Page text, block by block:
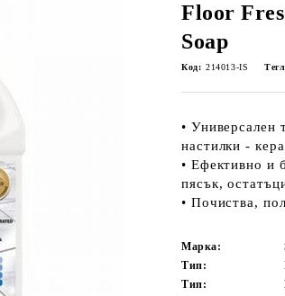
Floor
Soap
Код: 214013-IS
• Универсален
настилки -
• Ефективно и
пясък,
• Почиства,
Марка:
Тип:
Тип: